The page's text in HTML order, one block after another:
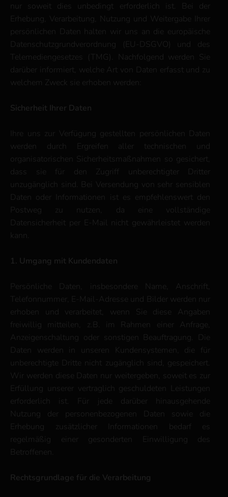
nur soweit dies unbedingt erforderlich ist. Bei der
Erhebung, Verarbeitung, Nutzung und Weitergabe Ihrer
persönlichen Daten halten wir uns an die europäische
Datenschutzgrundverordnung (EU-DSGVO) und des
Telemediengesetzes (TMG). Nachfolgend werden Sie
darüber informiert, welche Art von Daten erfasst und zu
welchem Zweck sie erhoben werden:
Sicherheit Ihrer Daten
Ihre uns zur Verfügung gestellten persönlichen Daten
werden durch Ergreifen aller technischen und
organisatorischen Sicherheitsmaßnahmen so gesichert,
dass sie für den Zugriff unberechtigter Dritter
unzugänglich sind. Bei Versendung von sehr sensiblen
Daten oder Informationen ist es empfehlenswert den
Postweg zu nutzen, da eine vollständige
Datensicherheit per E-Mail nicht gewährleistet werden
kann.
1. Umgang mit Kundendaten
Persönliche Daten, insbesondere Name, Anschrift,
Telefonnummer, E-Mail-Adresse und Bilder werden nur
erhoben und verarbeitet, wenn Sie diese Angaben
freiwillig mitteilen, z.B. im Rahmen einer Anfrage,
Anzeigenschaltung oder sonstigen Beauftragung. Die
Daten werden in unseren Kundensystemen, die für
unberechtigte Dritte nicht zugänglich sind, gespeichert.
Wir werden diese Daten nur weitergeben, soweit es zur
Erfüllung unserer vertraglich geschuldeten Leistungen
erforderlich ist. Für jede darüber hinausgehende
Nutzung der personenbezogenen Daten sowie die
Erhebung zusätzlicher Informationen bedarf es
regelmäßig einer gesonderten Einwilligung des
Betroffenen.
Rechtsgrundlage für die Verarbeitung